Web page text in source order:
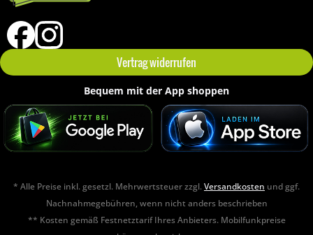
Vertrag widerrufen
Bequem mit der App shoppen
* Alle Preise inkl. gesetzl. Mehrwertsteuer zzgl.Versandkosten und ggf.
Nachnahmegebühren, wenn nicht anders beschrieben
** Kosten gemäß Festnetztarif Ihres Anbieters. Mobilfunkpreise